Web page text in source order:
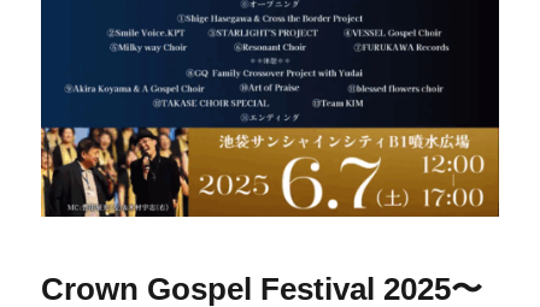
Crown Gospel Festival 2025〜